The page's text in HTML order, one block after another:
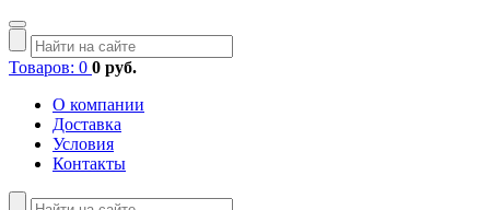
Товаров: 0 0 руб.
О компании
Доставка
Условия
Контакты